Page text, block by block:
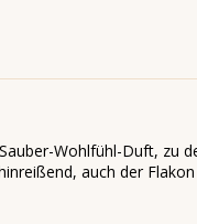
Wohlfühl-Duft, zu
auch der